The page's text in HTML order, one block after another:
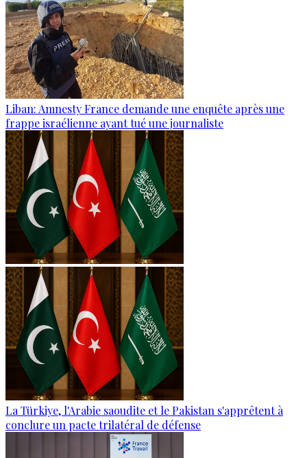
Liban: Amnesty France demande une enquête après une
frappe israélienne ayant tué une journaliste
La Türkiye, l'Arabie saoudite et le Pakistan s'apprêtent à
conclure un pacte trilatéral de défense